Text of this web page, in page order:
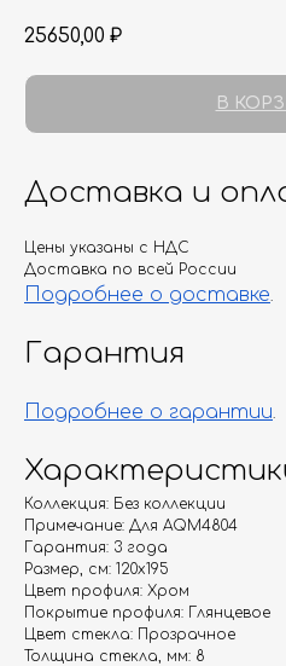
25650,00 ₽
В
Доставка и
Цены указаны с НДС
Доставка по всей России
Подробнее о доставке.
Гарантия
Подробнее о гарантии.
Коллекция: Без коллекции
Примечание: Для AQM4804
Гарантия: 3 года
Размер, см: 120х195
Цвет профиля: Хром
Покрытие профиля: Глянцевое
Цвет стекла: Прозрачное
Толщина стекла, мм: 8
Доставка и
Гарантия
Контакты
Москва, Новопесчаная улица,
+7 (495) 782-78-74